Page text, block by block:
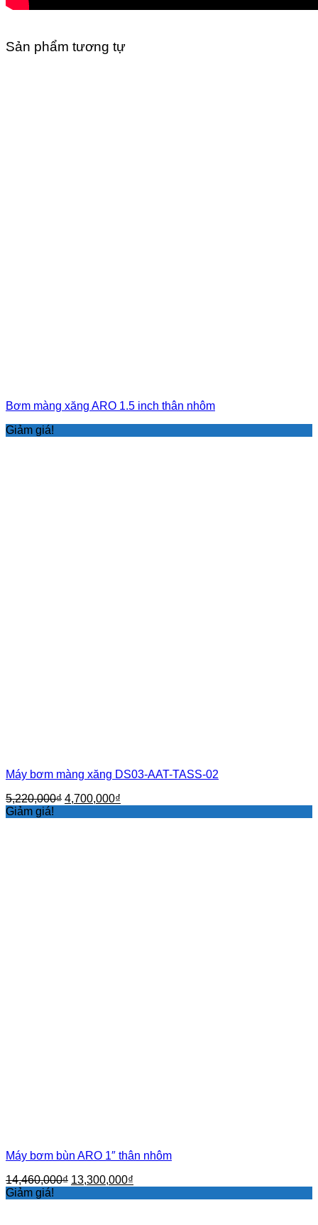
Sản phẩm tương tự
Bơm màng xăng ARO 1.5 inch thân nhôm
Giảm giá!
Máy bơm màng xăng DS03-AAT-TASS-02
5,220,000₫ Giá
4,700,000₫
Giảm giá!
Máy bơm bùn ARO 1″ thân nhôm
14,460,000₫ Giá
13,300,000₫
Giảm giá!